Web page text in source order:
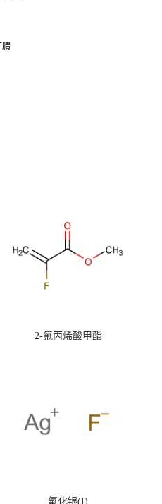
腈
2-氟丙烯酸甲酯
氟化银(I)